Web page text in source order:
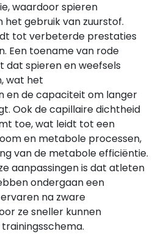
waardoor spieren
gebruik van zuurstof.
tot verbeterde prestaties
Een toename van rode
spieren en weefsels
wat het
en de capaciteit om langer
Ook de capillaire dichtheid
toe, wat leidt tot een
en metabole processen,
van de metabole efficiëntie.
aanpassingen is dat atleten
ondergaan een
na zware
ze sneller kunnen